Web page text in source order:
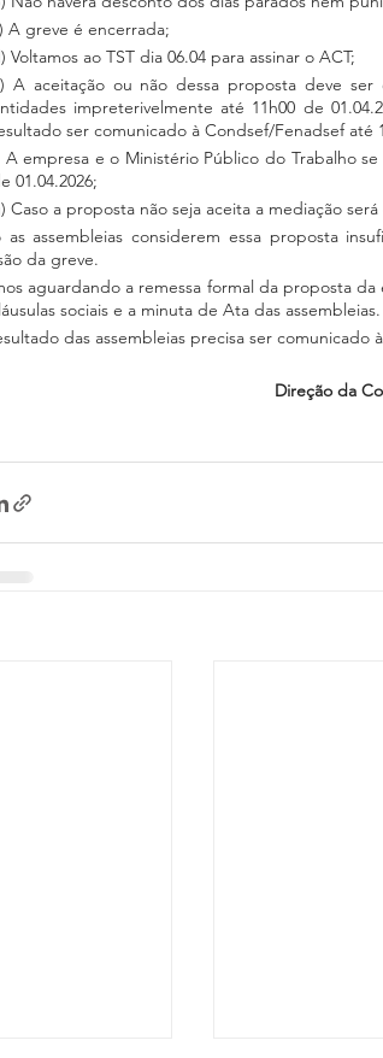
A greve é encerrada;
Voltamos ao TST dia 06.04 para assinar o ACT;
A aceitação ou não dessa proposta deve ser
impreterivelmente até 11h00 de
ser comunicado à Condsef/Fenadsef até
A empresa e o Ministério Público do Trabalho
01.04.2026;
Caso a proposta não seja aceita a mediação
as assembleias considerem essa proposta
da greve.
aguardando a remessa formal da proposta
sociais e a minuta de Ata das assembleias.
das assembleias precisa ser comunicado
Direção da